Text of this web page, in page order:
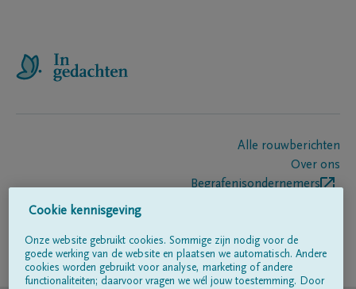
Alle rouwberichten
Over ons
Begrafenisondernemers
Volg ons op
Cookie kennisgeving
Onze website gebruikt cookies. Sommige zijn nodig voor de
goede werking van de website en plaatsen we automatisch. Andere
cookies worden gebruikt voor analyse, marketing of andere
functionaliteiten; daarvoor vragen we wél jouw toestemming. Door